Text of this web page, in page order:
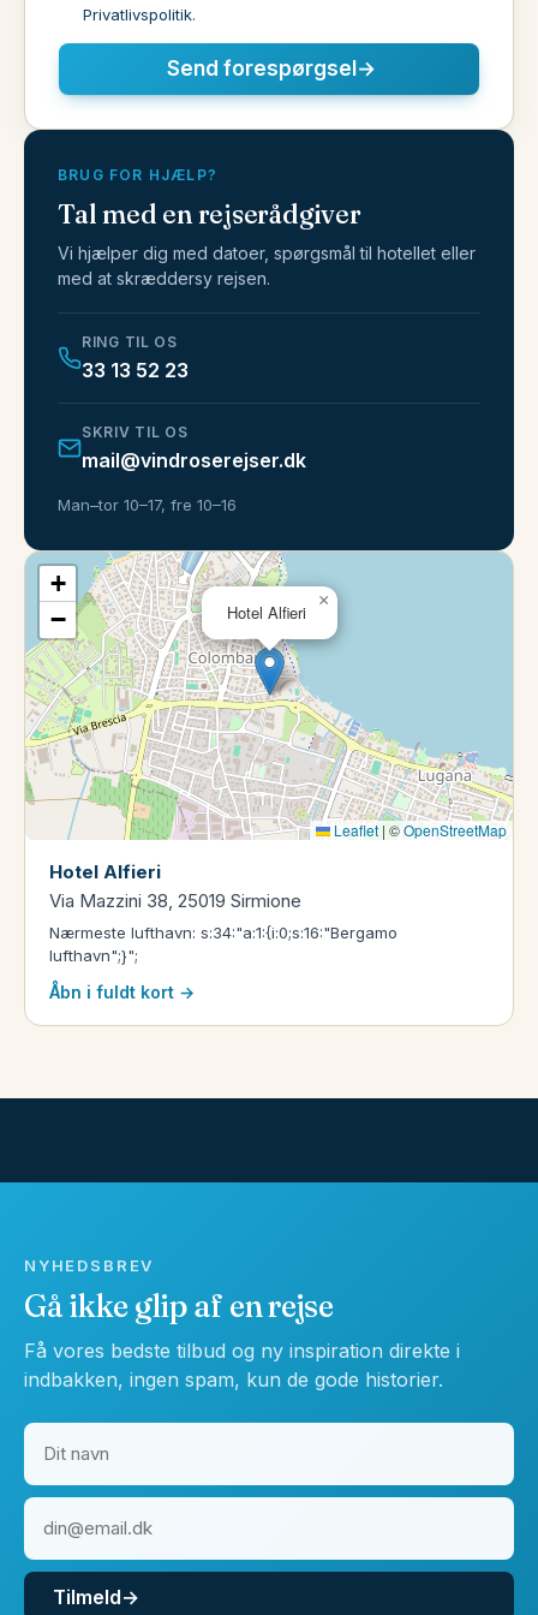
Privatlivspolitik.
Send forespørgsel →
BRUG FOR HJÆLP?
Tal med en rejserådgiver
Vi hjælper dig med datoer, spørgsmål til hotellet eller
med at skræddersy rejsen.
RING TIL OS
33 13 52 23
SKRIV TIL OS
mail@vindroserejser.dk
Man–tor 10–17, fre 10–16
Hotel Alfieri
×
+
−
Leaflet | ©OpenStreetMap
Hotel Alfieri
Via Mazzini 38, 25019 Sirmione
Nærmeste lufthavn: s:34:"a:1:{i:0;s:16:"Bergamo
lufthavn";}";
Åbn i fuldt kort →
NYHEDSBREV
Gå ikke glip af en rejse
Få vores bedste tilbud og ny inspiration direkte i
indbakken, ingen spam, kun de gode historier.
Tilmeld→